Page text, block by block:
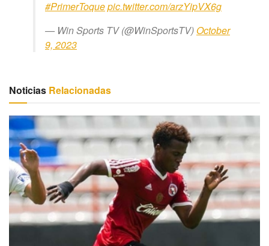
#PrimerToquepic.twitter.com/arzYipVX6g
— Win Sports TV (@WinSportsTV) October
9, 2023
Noticias Relacionadas